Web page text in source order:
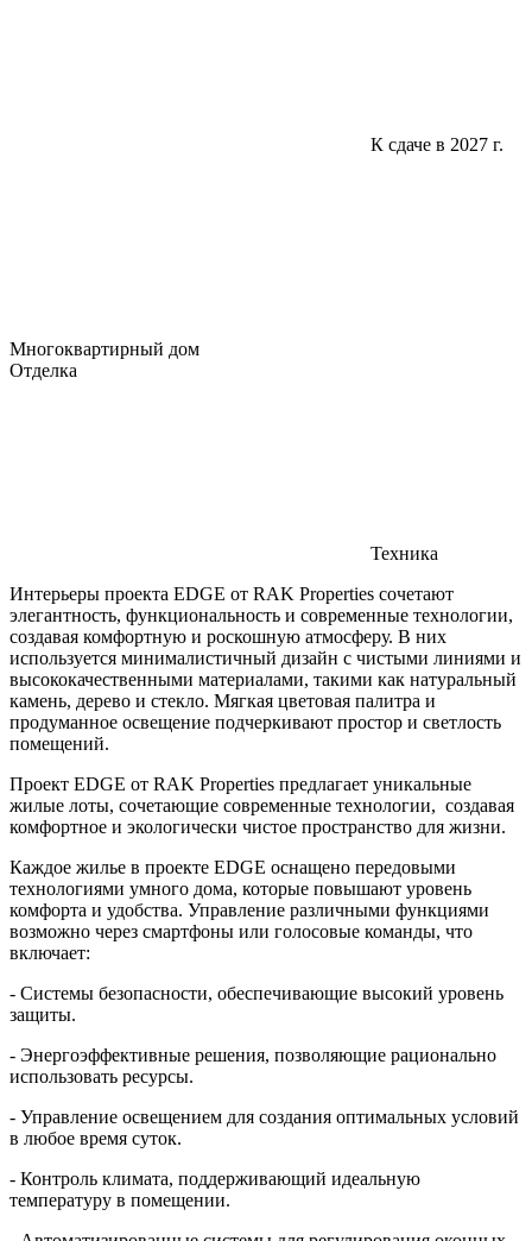
К сдаче в 2027 г.
Многоквартирный дом
Отделка
Техника
Интерьеры проекта EDGE от RAK Properties сочетают
элегантность, функциональность и современные технологии,
создавая комфортную и роскошную атмосферу. В них
используется минималистичный дизайн с чистыми линиями и
высококачественными материалами, такими как натуральный
камень, дерево и стекло. Мягкая цветовая палитра и
продуманное освещение подчеркивают простор и светлость
помещений.
Проект EDGE от RAK Properties предлагает уникальные
жилые лоты, сочетающие современные технологии, создавая
комфортное и экологически чистое пространство для жизни.
Каждое жилье в проекте EDGE оснащено передовыми
технологиями умного дома, которые повышают уровень
комфорта и удобства. Управление различными функциями
возможно через смартфоны или голосовые команды, что
включает:
- Системы безопасности, обеспечивающие высокий уровень
защиты.
- Энергоэффективные решения, позволяющие рационально
использовать ресурсы.
- Управление освещением для создания оптимальных условий
в любое время суток.
- Контроль климата, поддерживающий идеальную
температуру в помещении.